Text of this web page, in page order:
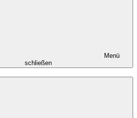
Menü
schließen